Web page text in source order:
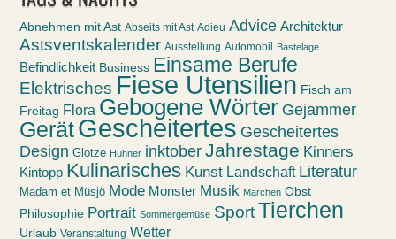
Abnehmen mit Ast Abseits mit Ast Adieu Advice Architektur
Astsventskalender Ausstellung Automobil Bastelage
Befindlichkeit Business Einsame Berufe
Elektrisches Fiese Utensilien Fisch am
Freitag Flora Gebogene Wörter Gejammer
GerätGescheitertes Gescheitertes
Design Glotze Hühner inktober Jahrestage Kinners
Kintopp Kulinarisches Kunst Landschaft Literatur
Madam et Müsjö Mode Monster Musik Märchen Obst
Philosophie Portrait Sommergemüse SportTierchen
Urlaub Veranstaltung Wetter